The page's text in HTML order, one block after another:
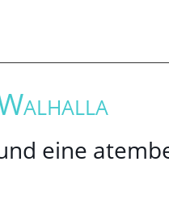
eine